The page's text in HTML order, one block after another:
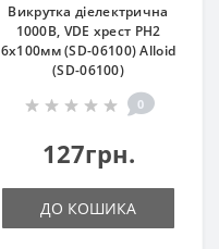
Викрутка діелектрична
1000В, VDE хрест PH2
6х100мм (SD-06100) Alloid
(SD-06100)
0
127грн.
ДО КОШИКА